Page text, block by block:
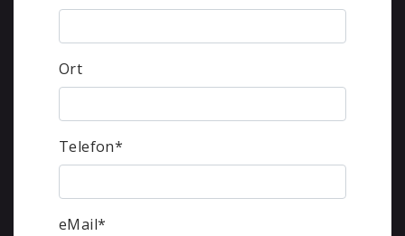
Ort
Telefon*
eMail*